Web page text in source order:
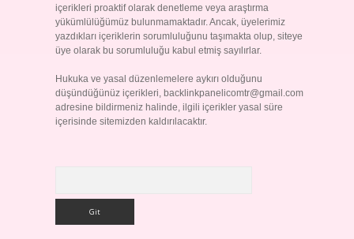
içerikleri proaktif olarak denetleme veya araştırma
yükümlülüğümüz bulunmamaktadır. Ancak, üyelerimiz
yazdıkları içeriklerin sorumluluğunu taşımakta olup, siteye
üye olarak bu sorumluluğu kabul etmiş sayılırlar.
Hukuka ve yasal düzenlemelere aykırı olduğunu
düşündüğünüz içerikleri, backlinkpanelicomtr@gmail.com
adresine bildirmeniz halinde, ilgili içerikler yasal süre
içerisinde sitemizden kaldırılacaktır.